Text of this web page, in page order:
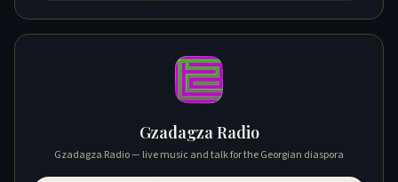
Gzadagza Radio
Gzadagza Radio — live music and talk for the Georgian diaspora